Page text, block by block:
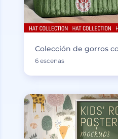
Colección de gorros
6 escenas